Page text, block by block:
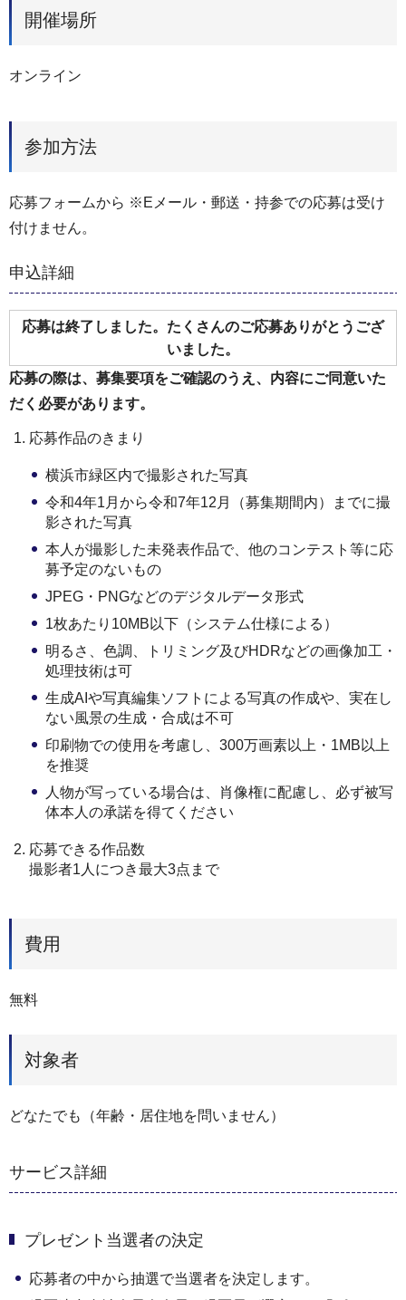
開催場所
オンライン
参加方法
応募フォームから ※Eメール・郵送・持参での応募は受け
付けません。
申込詳細
応募は終了しました。たくさんのご応募ありがとうござ
いました。
応募の際は、募集要項をご確認のうえ、内容にご同意いた
だく必要があります。
応募作品のきまり
横浜市緑区内で撮影された写真
令和4年1月から令和7年12月（募集期間内）までに撮
影された写真
本人が撮影した未発表作品で、他のコンテスト等に応
募予定のないもの
JPEG・PNGなどのデジタルデータ形式
1枚あたり10MB以下（システム仕様による）
明るさ、色調、トリミング及びHDRなどの画像加工・
処理技術は可
生成AIや写真編集ソフトによる写真の作成や、実在し
ない風景の生成・合成は不可
印刷物での使用を考慮し、300万画素以上・1MB以上
を推奨
人物が写っている場合は、肖像権に配慮し、必ず被写
体本人の承諾を得てください
応募できる作品数
撮影者1人につき最大3点まで
費用
無料
対象者
どなたでも（年齢・居住地を問いません）
サービス詳細
プレゼント当選者の決定
応募者の中から抽選で当選者を決定します。